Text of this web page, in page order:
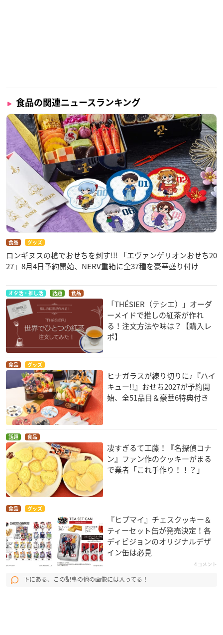
食品の関連ニュースランキング
食品 グッズ
ロンギヌスの槍でおせちを刺す!!! 「エヴァンゲリオンおせち20
27」8月4日予約開始、NERV重箱に全37種を豪華盛り付け
オタ活・推し活 話題 食品
「THÉSIER（テシエ）」オーダ
ーメイドで推しの紅茶が作れ
る！注文方法や味は？【購入レ
ポ】
食品 グッズ
ヒナガラスが練り切りに♪『ハイ
キュー!!』おせち2027が予約開
始、全51品目＆豪華6特典付き
話題 食品
凄すぎるて工藤！『名探偵コナ
ン』ファン作のクッキーがまる
で業者「これ手作り！！？」
食品 グッズ
『ヒプマイ』チェスクッキー＆
ティーセット缶が発売決定！各
ディビジョンのオリジナルデザ
イン缶は必見
4コメント
下にある、この記事の他の画像には入ってる！